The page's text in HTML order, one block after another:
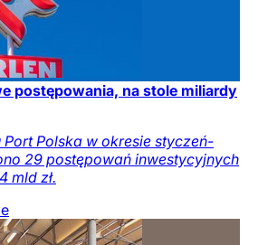
postępowania, na stole miliardy
Polska w okresie styczeń-
29 postępowań inwestycyjnych
mld zł.